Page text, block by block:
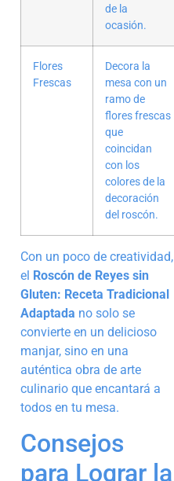
de la
ocasión.
Flores
Frescas
Decora la
mesa con un
ramo de
flores frescas
que
coincidan
con los
colores de la
decoración
del roscón.
Con un poco de creatividad,
el Roscón de Reyes sin
Gluten: Receta Tradicional
Adaptada no solo se
convierte en un delicioso
manjar, sino en una
auténtica obra de arte
culinario que encantará a
todos en tu mesa.
Consejos
para Lograr la